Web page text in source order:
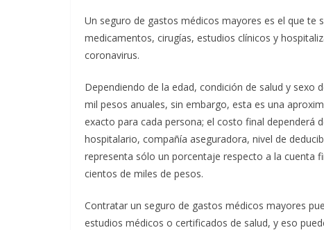
Un seguro de gastos médicos mayores es el que
medicamentos, cirugías, estudios clínicos y
coronavirus.
Dependiendo de la edad, condición de salud y
mil pesos anuales, sin embargo, esta es una
exacto para cada persona; el costo final dependerá
hospitalario, compañía aseguradora, nivel de
representa sólo un porcentaje respecto a la cuenta
cientos de miles de pesos.
Contratar un seguro de gastos médicos mayores
estudios médicos o certificados de salud, y eso